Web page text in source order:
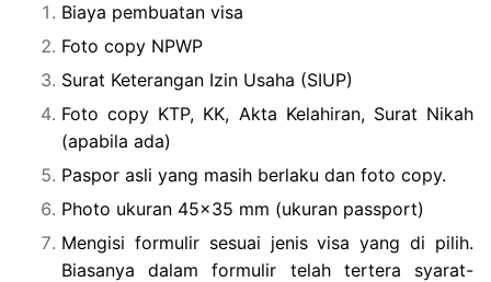
Biaya pembuatan visa
Foto copy NPWP
Surat Keterangan Izin Usaha (SIUP)
Foto copy KTP, KK, Akta Kelahiran, Surat Nikah
(apabila ada)
Paspor asli yang masih berlaku dan foto copy.
Photo ukuran 45×35 mm (ukuran passport)
Mengisi formulir sesuai jenis visa yang di pilih.
Biasanya dalam formulir telah tertera syarat-